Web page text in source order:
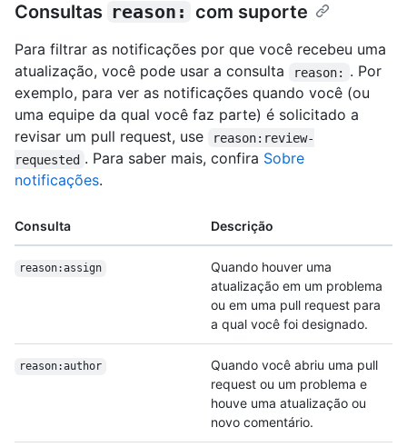
Consultas reason: com suporte
Para filtrar as notificações por que você recebeu uma
atualização, você pode usar a consulta
reason:
. Por
exemplo, para ver as notificações quando você (ou
uma equipe da qual você faz parte) é solicitado a
revisar um pull request, use
reason:review-
requested . Para saber mais, confira Sobre
notificações.
Consulta Descrição
reason:assign
Quando houver uma
atualização em um problema
ou em uma pull request para
a qual você foi designado.
reason:author
Quando você abriu uma pull
request ou um problema e
houve uma atualização ou
novo comentário.